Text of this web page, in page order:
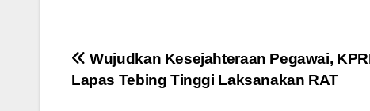
Navigasi
pos
Wujudkan Kesejahteraan Pegawai,
Lapas Tebing Tinggi Laksanakan RAT